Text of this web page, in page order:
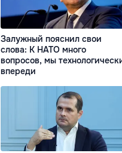
Залужный пояснил свои
слова: К НАТО много
вопросов, мы
впереди